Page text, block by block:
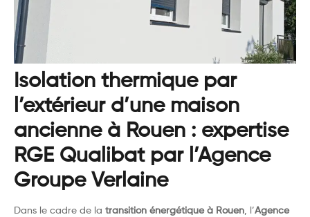
Isolation thermique par
l’extérieur d’une maison
ancienne à Rouen : expertise
RGE Qualibat par l’Agence
Groupe Verlaine
Dans le cadre de la transition énergétique à Rouen, l’Agence